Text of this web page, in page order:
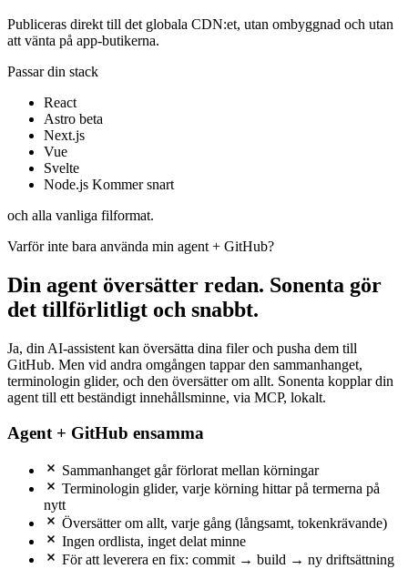
Publiceras direkt till det globala CDN:et, utan ombyggnad och utan
att vänta på app-butikerna.
Passar din stack
React
Astro beta
Next.js
Vue
Svelte
Node.js Kommer snart
och alla vanliga filformat.
Varför inte bara använda min agent + GitHub?
Din agent översätter redan. Sonenta gör
det tillförlitligt och snabbt.
Ja, din AI-assistent kan översätta dina filer och pusha dem till
GitHub. Men vid andra omgången tappar den sammanhanget,
terminologin glider, och den översätter om allt. Sonenta kopplar din
agent till ett beständigt innehållsminne, via MCP, lokalt.
Agent + GitHub ensamma
Sammanhanget går förlorat mellan körningar
Terminologin glider, varje körning hittar på termerna på
nytt
Översätter om allt, varje gång (långsamt, tokenkrävande)
Ingen ordlista, inget delat minne
För att leverera en fix: commit → build → ny driftsättning